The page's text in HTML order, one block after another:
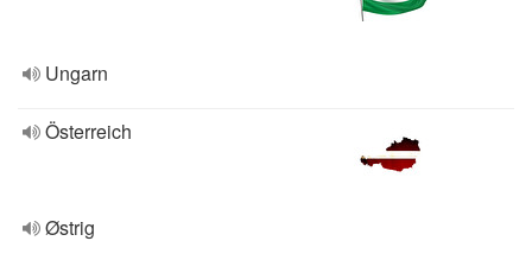
Ungarn
Österreich
Østrig